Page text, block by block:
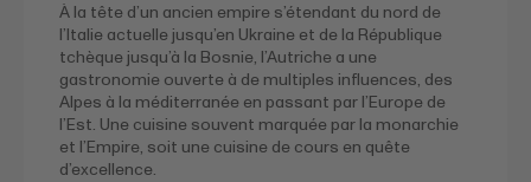
À la tête d’un ancien empire s’étendant du nord de
l’Italie actuelle jusqu’en Ukraine et de la République
tchèque jusqu’à la Bosnie, l’Autriche a une
gastronomie ouverte à de multiples influences, des
Alpes à la méditerranée en passant par l’Europe de
l’Est. Une cuisine souvent marquée par la monarchie
et l’Empire, soit une cuisine de cours en quête
d’excellence.